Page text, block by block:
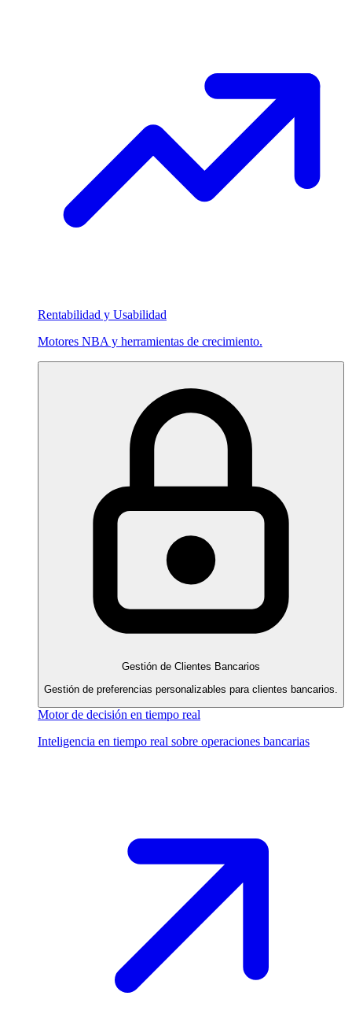
Rentabilidad y Usabilidad
Motores NBA y herramientas de crecimiento.
Gestión de Clientes Bancarios
Gestión de preferencias personalizables para clientes bancarios.
Motor de decisión en tiempo real
Inteligencia en tiempo real sobre operaciones bancarias